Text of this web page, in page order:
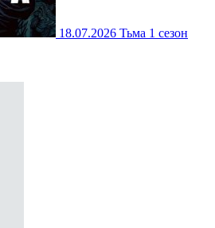
18.07.2026 Тьма 1 сезон